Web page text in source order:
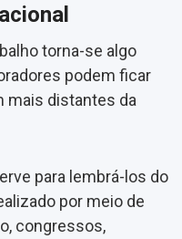
torna-se algo
podem ficar
mais distantes da
para lembrá-los do
por meio de
congressos,